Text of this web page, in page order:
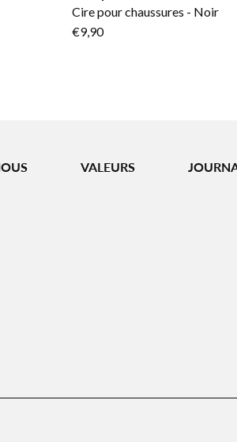
Cire pour chaussures - Noir
€9,90
VALEURS